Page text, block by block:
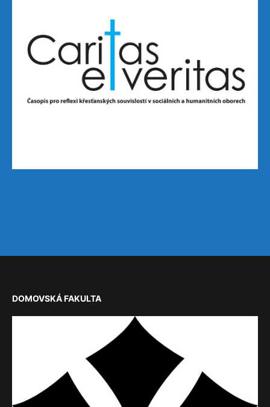
DOMOVSKÁ FAKULTA